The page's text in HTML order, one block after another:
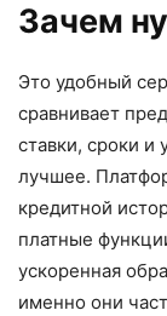
Зачем
Это удобный
сравнивает
ставки, сроки и
лучшее.
кредитной
платные
ускоренная
именно они